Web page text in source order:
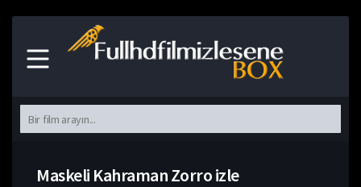
Maskeli Kahraman Zorro izle